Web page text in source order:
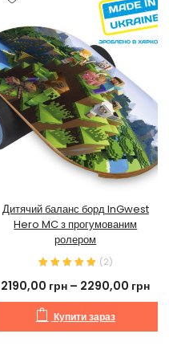
Дитячий баланс борд InGwest
Hero MC з прогумованим
ролером
(2)
2190,00 грн – 2290,00 грн
Купити зараз